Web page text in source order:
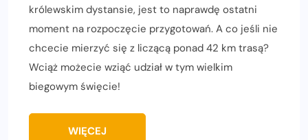
królewskim dystansie, jest to naprawdę ostatni
moment na rozpoczęcie przygotowań. A co jeśli nie
chcecie mierzyć się z liczącą ponad 42 km trasą?
Wciąż możecie wziąć udział w tym wielkim
biegowym święcie!
WIĘCEJ